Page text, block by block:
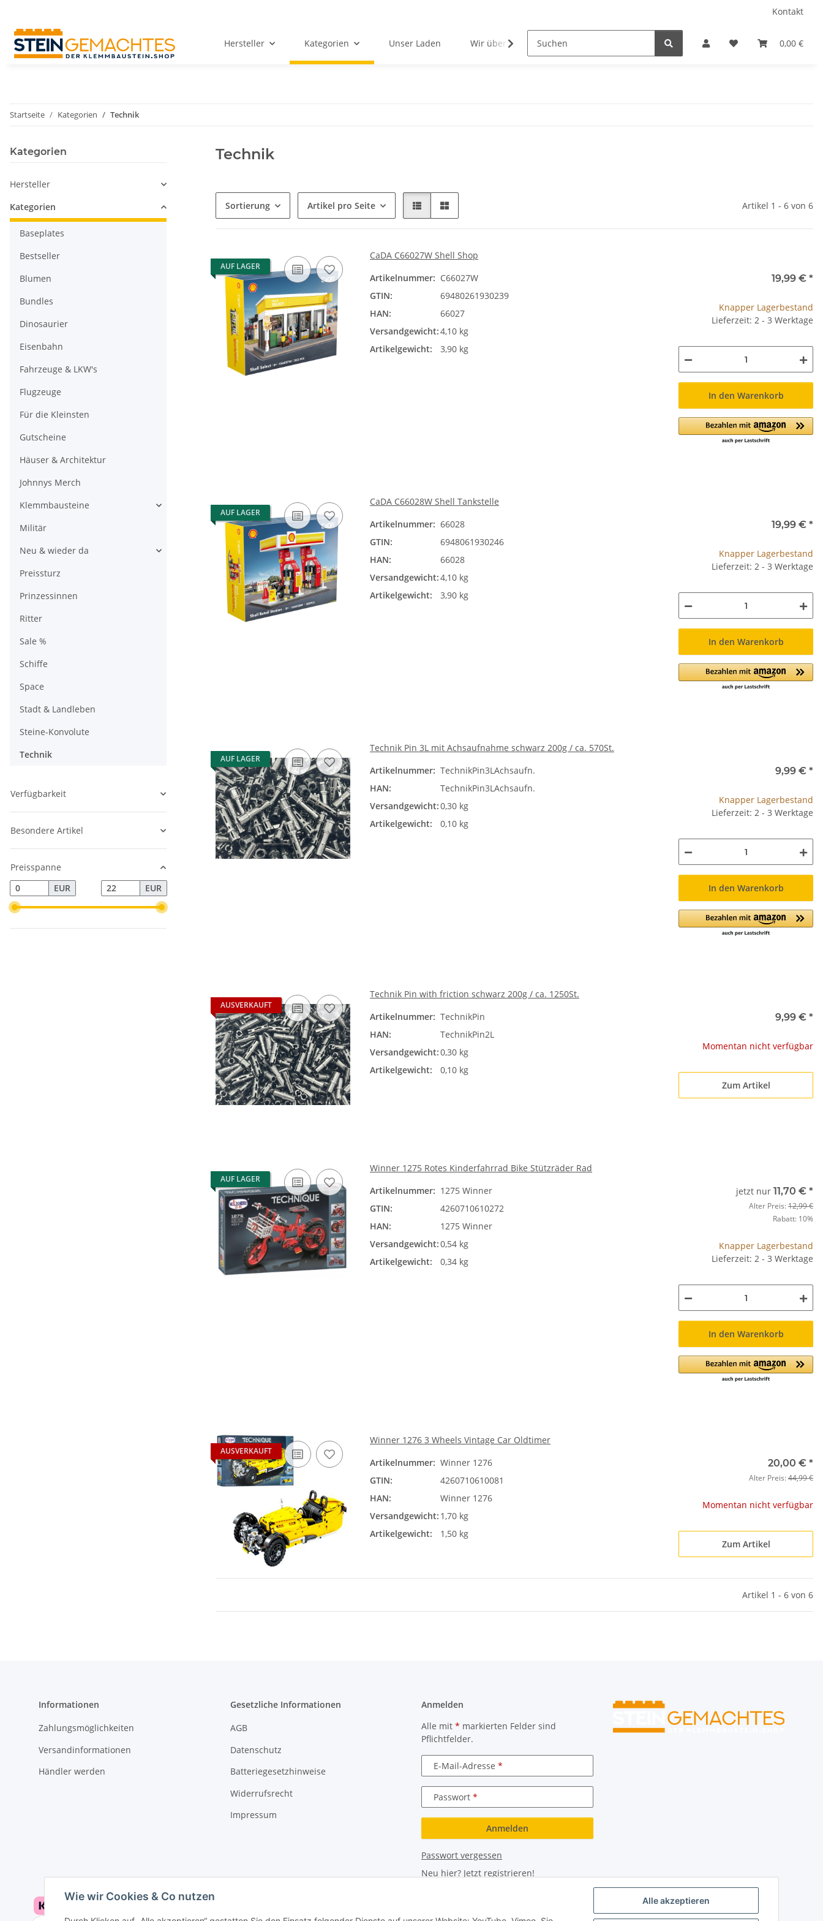
Alle akzeptieren
Wie wir Cookies & Co nutzen
Kontakt
0,00 €
Hersteller Kategorien Unser Laden Wir über uns
Startseite Kategorien Technik
Technik
Sortierung Artikel pro Seite Artikel 1 - 6 von 6
AUF LAGER
CaDA C66027W Shell Shop
Artikelnummer: C66027W
GTIN:
69480261930239
HAN:
66027
Versandgewicht:4,10 kg
Artikelgewicht:
3,90 kg
19,99 € *
Knapper Lagerbestand
Lieferzeit: 2 - 3 Werktage
In den Warenkorb
AUF LAGER
CaDA C66028W Shell Tankstelle
Artikelnummer: 66028
GTIN:
6948061930246
HAN:
66028
Versandgewicht:4,10 kg
Artikelgewicht:
3,90 kg
19,99 € *
Knapper Lagerbestand
Lieferzeit: 2 - 3 Werktage
In den Warenkorb
AUF LAGER
Technik Pin 3L mit Achsaufnahme schwarz 200g / ca. 570St.
Artikelnummer: TechnikPin3LAchsaufn.
HAN:
TechnikPin3LAchsaufn.
Versandgewicht:0,30 kg
Artikelgewicht:
0,10 kg
9,99 € *
Knapper Lagerbestand
Lieferzeit: 2 - 3 Werktage
In den Warenkorb
AUSVERKAUFT
Technik Pin with friction schwarz 200g / ca. 1250St.
Artikelnummer: TechnikPin
HAN:
TechnikPin2L
Versandgewicht:0,30 kg
Artikelgewicht:
0,10 kg
9,99 € *
Momentan nicht verfügbar
Zum Artikel
AUF LAGER
Winner 1275 Rotes Kinderfahrrad Bike Stützräder Rad
Artikelnummer: 1275 Winner
GTIN:
4260710610272
HAN:
1275 Winner
Versandgewicht:0,54 kg
Artikelgewicht:
0,34 kg
jetzt nur 11,70 € *
Alter Preis:12,99 €
Rabatt: 10%
Knapper Lagerbestand
Lieferzeit: 2 - 3 Werktage
In den Warenkorb
AUSVERKAUFT
Winner 1276 3 Wheels Vintage Car Oldtimer
Artikelnummer: Winner 1276
GTIN:
4260710610081
HAN:
Winner 1276
Versandgewicht: 1,70 kg
Artikelgewicht:
1,50 kg
20,00 € *
Alter Preis:44,99 €
Momentan nicht verfügbar
Zum Artikel
Artikel 1 - 6 von 6
Kategorien
Hersteller
Kategorien
Baseplates
Bestseller
Blumen
Bundles
Dinosaurier
Eisenbahn
Fahrzeuge & LKW's
Flugzeuge
Für die Kleinsten
Gutscheine
Häuser & Architektur
Johnnys Merch
Klemmbausteine
Militär
Neu & wieder da
Preissturz
Prinzessinnen
Ritter
Sale %
Schiffe
Space
Stadt & Landleben
Steine-Konvolute
Technik
Verfügbarkeit
Besondere Artikel
Preisspanne
EUR
EUR
Informationen
Zahlungsmöglichkeiten
Versandinformationen
Händler werden
Gesetzliche Informationen
AGB
Datenschutz
Batteriegesetzhinweise
Widerrufsrecht
Impressum
Anmelden
Alle mit * markierten Felder sind
Pflichtfelder.
E-Mail-Adresse
Passwort
Anmelden
Passwort vergessen
Neu hier? Jetzt registrieren!